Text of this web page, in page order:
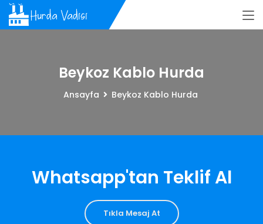
Beykoz Kablo Hurda
Ansayfa Beykoz Kablo Hurda
Whatsapp'tan Teklif Al
Tıkla Mesaj At